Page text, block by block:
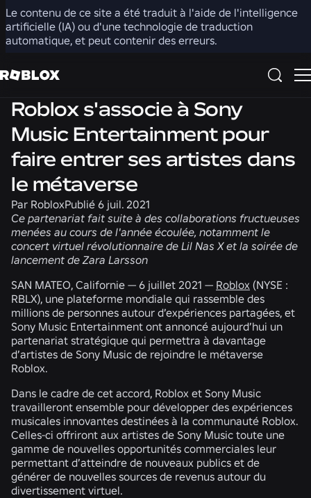
Le contenu de ce site a été traduit à l'aide de l'intelligence
artificielle (IA) ou d'une technologie de traduction
automatique, et peut contenir des erreurs.
Partager
Roblox s'associe à Sony
Music Entertainment pour
faire entrer ses artistes dans
le métaverse
Par RobloxPublié 6 juil. 2021
Ce partenariat fait suite à des collaborations fructueuses
menées au cours de l'année écoulée, notamment le
concert virtuel révolutionnaire de Lil Nas X et la soirée de
lancement de Zara Larsson
SAN MATEO, Californie — 6 juillet 2021 — Roblox (NYSE :
RBLX), une plateforme mondiale qui rassemble des
millions de personnes autour d’expériences partagées, et
Sony Music Entertainment ont annoncé aujourd’hui un
partenariat stratégique qui permettra à davantage
d’artistes de Sony Music de rejoindre le métaverse
Roblox.
Dans le cadre de cet accord, Roblox et Sony Music
travailleront ensemble pour développer des expériences
musicales innovantes destinées à la communauté Roblox.
Celles-ci offriront aux artistes de Sony Music toute une
gamme de nouvelles opportunités commerciales leur
permettant d’atteindre de nouveaux publics et de
générer de nouvelles sources de revenus autour du
divertissement virtuel.